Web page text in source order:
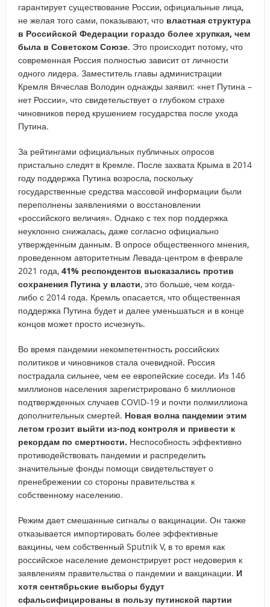
гарантирует существование России, официальные лица,
не желая того сами, показывают, что властная структура
в Российской Федерации гораздо более хрупкая, чем
была в Советском Союзе. Это происходит потому, что
современная Россия полностью зависит от личности
одного лидера. Заместитель главы администрации
Кремля Вячеслав Володин однажды заявил: «нет Путина –
нет России», что свидетельствует о глубоком страхе
чиновников перед крушением государства после ухода
Путина.
За рейтингами официальных публичных опросов
пристально следят в Кремле. После захвата Крыма в 2014
году поддержка Путина возросла, поскольку
государственные средства массовой информации были
переполнены заявлениями о восстановлении
«российского величия». Однако с тех пор поддержка
неуклонно снижалась, даже согласно официально
утвержденным данным. В опросе общественного мнения,
проведенном авторитетным Левада-центром в феврале
2021 года, 41% респондентов высказались против
сохранения Путина у власти, это больше, чем когда-
либо с 2014 года. Кремль опасается, что общественная
поддержка Путина будет и далее уменьшаться и в конце
концов может просто исчезнуть.
Во время пандемии некомпетентность российских
политиков и чиновников стала очевидной. Россия
пострадала сильнее, чем ее европейские соседи. Из 146
миллионов населения зарегистрировано 6 миллионов
подтвержденных случаев COVID-19 и почти полмиллиона
дополнительных смертей. Новая волна пандемии этим
летом грозит выйти из-под контроля и привести к
рекордам по смертности. Неспособность эффективно
противодействовать пандемии и распределить
значительные фонды помощи свидетельствует о
пренебрежении со стороны правительства к
собственному населению.
Режим дает смешанные сигналы о вакцинации. Он также
отказывается импортировать более эффективные
вакцины, чем собственный Sputnik V, в то время как
российское население демонстрирует рост недоверия к
заявлениям правительства о пандемии и вакцинации. И
хотя сентябрьские выборы будут
сфальсифицированы в пользу путинской партии